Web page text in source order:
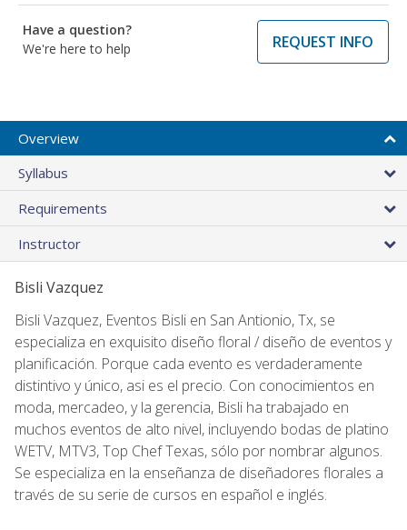
Have a question?
We're here to help
REQUEST INFO
Overview
Syllabus
Requirements
Instructor
Bisli Vazquez
Bisli Vazquez, Eventos Bisli en San Antionio, Tx, se
especializa en exquisito diseño floral / diseño de eventos y
planificación. Porque cada evento es verdaderamente
distintivo y único, asi es el precio. Con conocimientos en
moda, mercadeo, y la gerencia, Bisli ha trabajado en
muchos eventos de alto nivel, incluyendo bodas de platino
WETV, MTV3, Top Chef Texas, sólo por nombrar algunos.
Se especializa en la enseñanza de diseñadores florales a
través de su serie de cursos en español e inglés.